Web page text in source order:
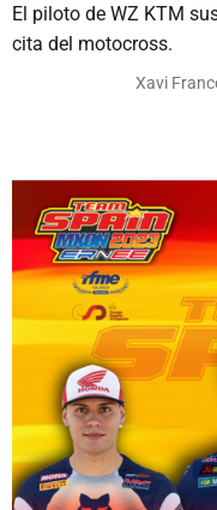
El piloto de WZ KTM
cita del motocross.
Xavi